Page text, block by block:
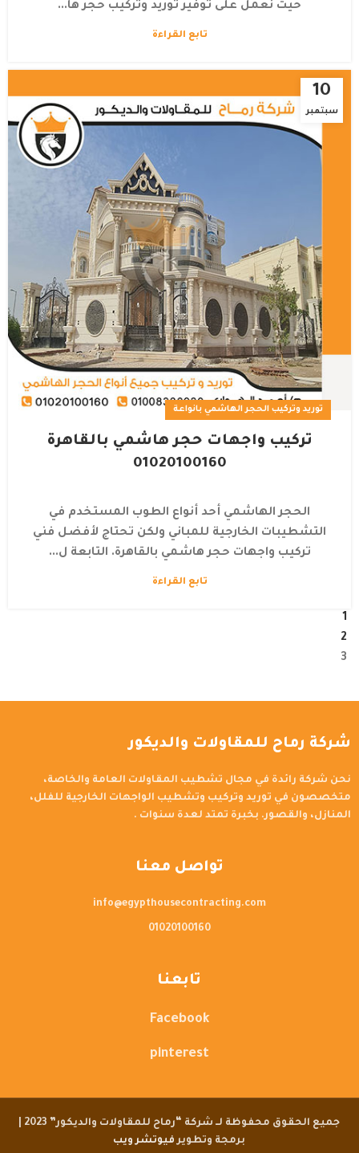
حيث نعمل على توفير توريد وتركيب حجر ها...
تابع القراءة
10
سبتمبر
توريد وتركيب الحجر الهاشمي بانواعة
تركيب واجهات حجر هاشمي بالقاهرة
01020100160
الحجر الهاشمي أحد أنواع الطوب المستخدم في
التشطيبات الخارجية للمباني ولكن تحتاج لأفضل فني
تركيب واجهات حجر هاشمي بالقاهرة. التابعة ل...
تابع القراءة
1
2
3
شركة رماح للمقاولات والديكور
نحن شركة رائدة في مجال تشطيب المقاولات العامة والخاصة،
متخصصون في توريد وتركيب وتشطيب الواجهات الخارجية للفلل،
المنازل، والقصور. بخبرة تمتد لعدة سنوات .
تواصل معنا
info@egypthousecontracting.com
01020100160
تابعنا
Facebook
pinterest
برمجة وتطوير فيوتشر ويب